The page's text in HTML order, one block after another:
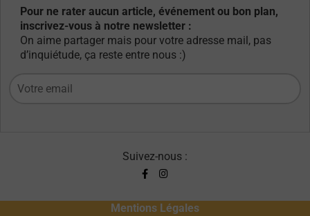
Pour ne rater aucun article, événement ou bon plan,
inscrivez-vous à notre newsletter :
On aime partager mais pour votre adresse mail, pas
d’inquiétude, ça reste entre nous :)
Suivez-nous :
Mentions Légales